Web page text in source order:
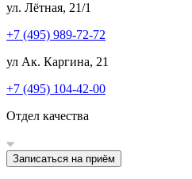
ул. Лётная, 21/1
+7 (495) 989-72-72
ул Ак. Каргина, 21
+7 (495) 104-42-00
Отдел качества
Записаться на приём